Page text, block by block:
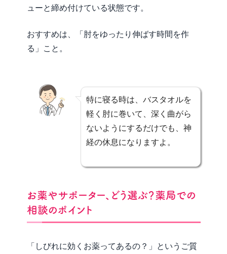
ューと締め付けている状態です。
おすすめは、「肘をゆったり伸ばす時間を作
る」こと。
特に寝る時は、バスタオルを
軽く肘に巻いて、深く曲がら
ないようにするだけでも、神
経の休息になりますよ。
お薬やサポーター、どう選ぶ？薬局での
相談のポイント
「しびれに効くお薬ってあるの？」というご質